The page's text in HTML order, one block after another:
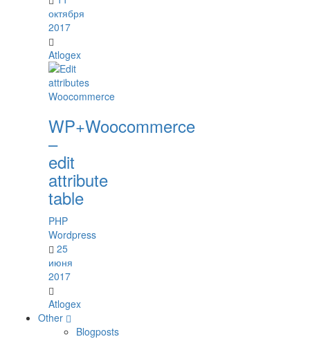
октября
2017
Atlogex
WP+Woocommerce
–
edit
attribute
table
PHP
Wordpress
25
июня
2017
Atlogex
Other
Blogposts